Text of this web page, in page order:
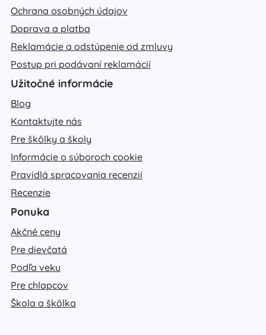
Ochrana osobných údajov
Doprava a platba
Reklamácie a odstúpenie od zmluvy
Postup pri podávaní reklamácií
Užitočné informácie
Blog
Kontaktujte nás
Pre škôlky a školy
Informácie o súboroch cookie
Pravidlá spracovania recenzií
Recenzie
Ponuka
Akčné ceny
Pre dievčatá
Podľa veku
Pre chlapcov
Škola a škôlka